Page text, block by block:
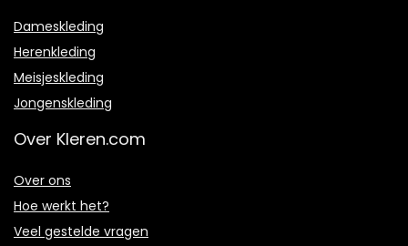
Dameskleding
Herenkleding
Meisjeskleding
Jongenskleding
Over Kleren.com
Over ons
Hoe werkt het?
Veel gestelde vragen